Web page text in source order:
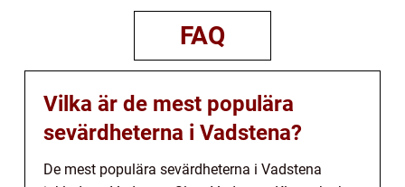
FAQ
Vilka är de mest populära
sevärdheterna i Vadstena?
De mest populära sevärdheterna i Vadstena